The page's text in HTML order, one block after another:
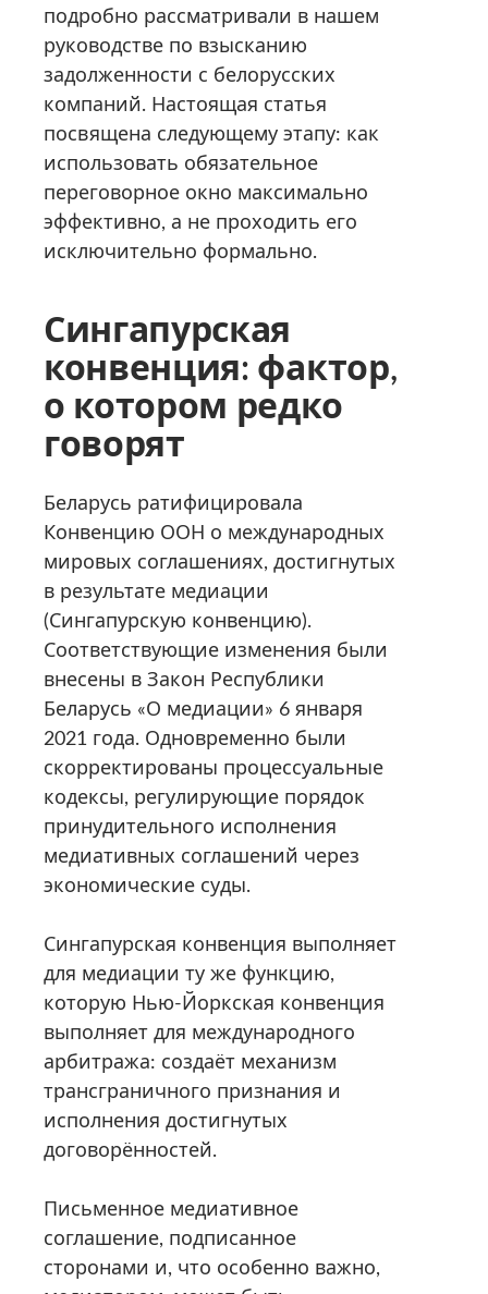
подробно рассматривали в нашем
руководстве по взысканию
задолженности с белорусских
компаний. Настоящая статья
посвящена следующему этапу: как
использовать обязательное
переговорное окно максимально
эффективно, а не проходить его
исключительно формально.
Сингапурская
конвенция: фактор,
о котором редко
говорят
Беларусь ратифицировала
Конвенцию ООН о международных
мировых соглашениях, достигнутых
в результате медиации
(Сингапурскую конвенцию).
Соответствующие изменения были
внесены в Закон Республики
Беларусь «О медиации» 6 января
2021 года. Одновременно были
скорректированы процессуальные
кодексы, регулирующие порядок
принудительного исполнения
медиативных соглашений через
экономические суды.
Сингапурская конвенция выполняет
для медиации ту же функцию,
которую Нью-Йоркская конвенция
выполняет для международного
арбитража: создаёт механизм
трансграничного признания и
исполнения достигнутых
договорённостей.
Письменное медиативное
соглашение, подписанное
сторонами и, что особенно важно,